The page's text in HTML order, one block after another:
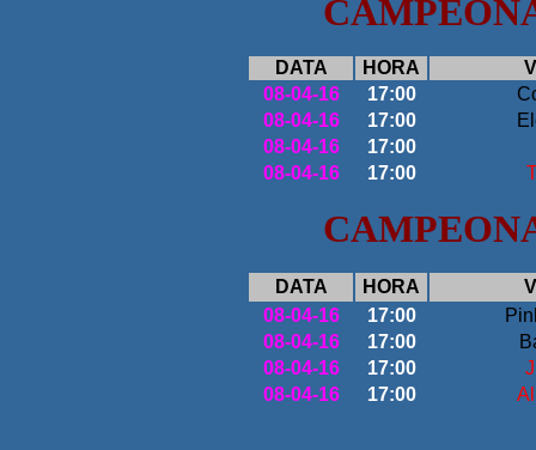
DATA HORA
08-04-16 17:00
08-04-16 17:00
08-04-16
17:00
08-04-16 17:00
DATA HORA
08-04-16 17:00
08-04-16 17:00
08-04-16 17:00
08-04-16 17:00